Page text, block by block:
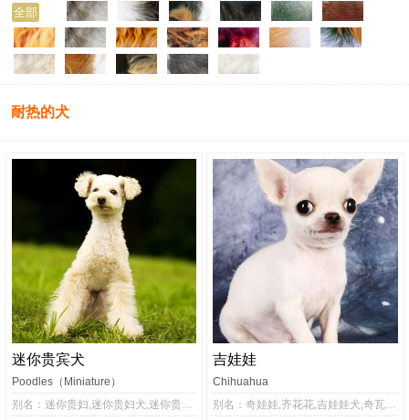
全部
耐热的犬
迷你贵宾犬
Poodles（Miniature）
别名：迷你贵妇,迷你贵妇犬,迷你贵宾,迷你泰迪
吉娃娃
Chihuahua
别名：奇娃娃,齐花花,吉娃娃犬,奇瓦瓦,芝娃娃犬